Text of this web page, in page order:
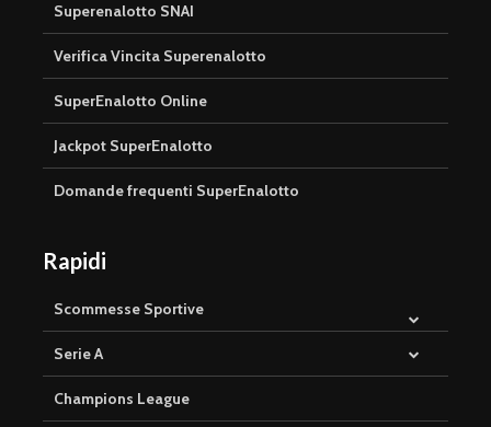
Superenalotto SNAI
Verifica Vincita Superenalotto
SuperEnalotto Online
Jackpot SuperEnalotto
Domande frequenti SuperEnalotto
Rapidi
Scommesse Sportive
Serie A
Champions League